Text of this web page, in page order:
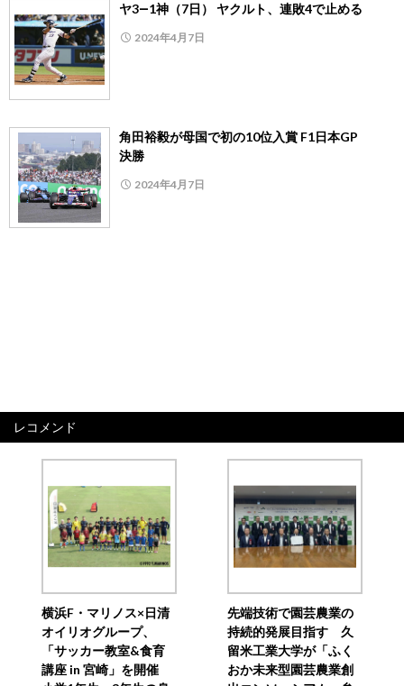
ヤ3―1神（7日） ヤクルト、連敗4で止める
2024年4月7日
角田裕毅が母国で初の10位入賞 F1日本GP
決勝
2024年4月7日
レコメンド
横浜F・マリノス×日清
オイリオグループ、
「サッカー教室&食育
講座 in 宮崎」を開催
先端技術で園芸農業の
持続的発展目指す 久
留米工業大学が「ふく
おか未来型園芸農業創